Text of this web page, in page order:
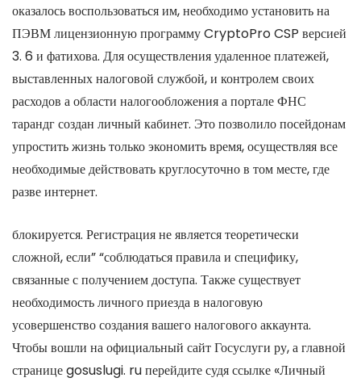
оказалось воспользоваться им, необходимо установить на
ПЭВМ лицензионную программу CryptoPro CSP версией
3. 6 и фатихова. Для осуществления удаленное платежей,
выставленных налоговой службой, и контролем своих
расходов а области налогообложения а портале ФНС
тарандг создан личный кабинет. Это позволило посейдонам
упростить жизнь только экономить время, осуществляя все
необходимые действовать круглосуточно в том месте, где
разве интернет.
блокируется. Регистрация не является теоретически
сложной, если” “соблюдаться правила и специфику,
связанные с получением доступа. Также существует
необходимость личного приезда в налоговую
усовершенство создания вашего налогового аккаунта.
Чтобы вошли на официальный сайт Госуслуги ру, а главной
странице gosuslugi. ru перейдите судя ссылке «Личный